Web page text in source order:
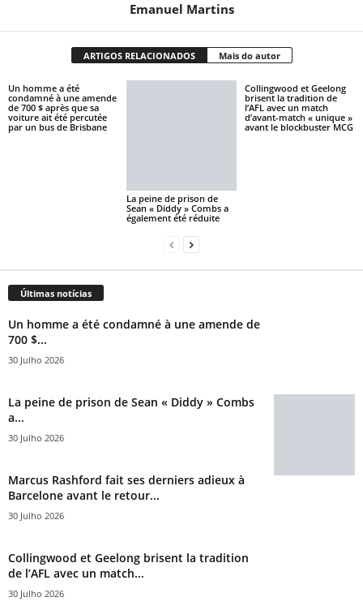
Emanuel Martins
ARTIGOS RELACIONADOS Mais do autor
Un homme a été
condamné à une amende
de 700 $ après que sa
voiture ait été percutée
par un bus de Brisbane
La peine de prison de
Sean « Diddy » Combs a
également été réduite
Collingwood et Geelong
brisent la tradition de
l’AFL avec un match
d’avant-match « unique »
avant le blockbuster MCG
Últimas notícias
Un homme a été condamné à une amende de
700 $...
30 Julho 2026
La peine de prison de Sean « Diddy » Combs
a...
30 Julho 2026
Marcus Rashford fait ses derniers adieux à
Barcelone avant le retour...
30 Julho 2026
Collingwood et Geelong brisent la tradition
de l’AFL avec un match...
30 Julho 2026